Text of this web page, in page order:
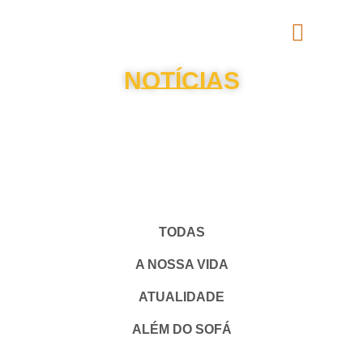
NOTÍCIAS
TODAS
A NOSSA VIDA
ATUALIDADE
ALÉM DO SOFÁ